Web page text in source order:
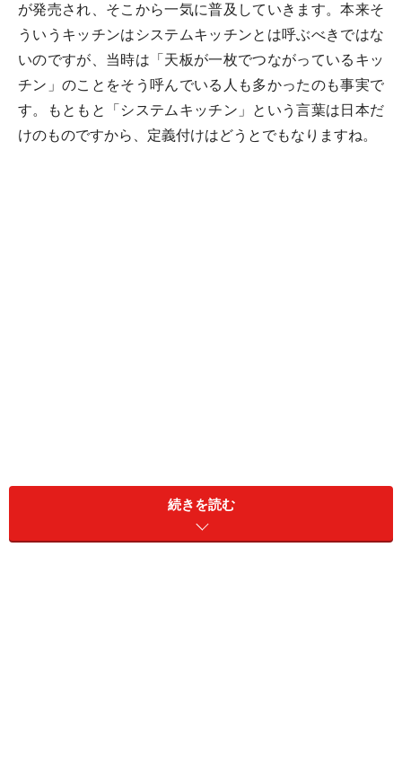
が発売され、そこから一気に普及していきます。本来そ
ういうキッチンはシステムキッチンとは呼ぶべきではな
いのですが、当時は「天板が一枚でつながっているキッ
チン」のことをそう呼んでいる人も多かったのも事実で
す。もともと「システムキッチン」という言葉は日本だ
けのものですから、定義付けはどうとでもなりますね。
続きを読む